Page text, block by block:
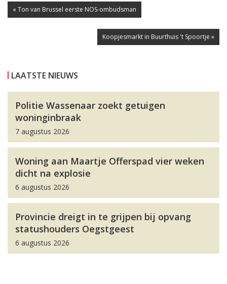
« Ton van Brussel eerste NOS-ombudsman
Koopjesmarkt in Buurthuis 't Spoortje »
LAATSTE NIEUWS
Politie Wassenaar zoekt getuigen
woninginbraak
7 augustus 2026
Woning aan Maartje Offerspad vier weken
dicht na explosie
6 augustus 2026
Provincie dreigt in te grijpen bij opvang
statushouders Oegstgeest
6 augustus 2026